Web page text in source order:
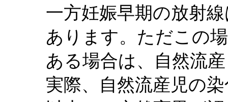
一方妊娠早期の放射
あります。ただこの
ある場合は、自然流
実際、自然流産児の